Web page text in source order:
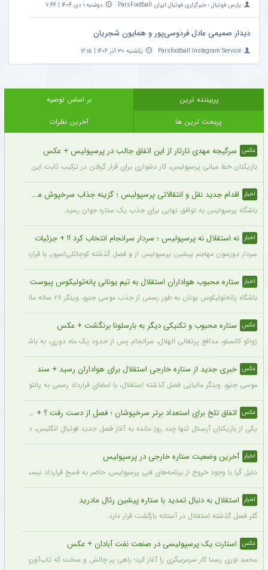
پارس فوتبال ؛ خبرگزاری فوتبال ایران ParsFootball دوشنبه ۱ دی ۱۴۰۴ | ۷:۴۴
دیدار صمیمی عادل فردوسی‌پور و همایون شجریان
Parsfootball Instagram Service یکشنبه ۳۰ آذر ۱۴۰۴ | ۱۶:۱۵
پربیننده ترین
بر اساس توصیه
پربحث ترین ها
آخرین نظرات
عکس سرگیجه مهدی تارتار از این اتفاق جالب در پرسپولیس + عکس
بازیکنان خط میانی پرسپولیس، کار دشواری برای قرار گرفتن در ترکیب ثابت این تیم
اخبار اقدام جدید نقل و انتقالاتی پرسپولیس ؛ گزینه جذاب سرخپوش می شود؟
باشگاه پرسپولیس به توافق نهایی برای جذب یک ستاره جوان رسید.
اخبار نه استقلال نه پرسپولیس ؛ سردار سرانجام انتخاب کرد !! + جزئیات
سردار دورسون مهاجم پیشین پرسپولیس از و فصل گذشته کوچائلی‌اسپور، با قراردادی
اخبار ستاره محبوب هواداران استقلال به تیم یونانی پانه‌تولیکوس پیوست
باشگاه پانه‌تولیکوس یونان به طور رسمی از جذب موسی جنپو، وینگر ۲۸ ساله مالیایی سابق استقلال، با قراردادی دو ساله خبر داد.
عکس ستاره محبوب و تکنیکی دیگر به بارسلونا برنگشت + عکس
ژوائو کانسلو، مدافع پرتغالی الهلال، سرانجام پس از حدود یک ماه دوری، به باشگاه
عکس خبری جدید از ستاره خارجی استقلال برای هواداران رسید + سند
موسی جنپو، وینگر مالیایی فصل گذشته استقلال، با امضای قرارداد رسمی به پانتولیکوس
عکس اتفاق تلخ برای استعداد برتر سرخپوشان ؛ فصل از دست رفت ؟ + عکس
یکی از بازیکنان آرسنال تنها چند روز مانده به آغاز فصل جدید فوتبال انگلیس، دچار
اخبار آخرین وضعیت ستاره خارجی در پرسپولیس
دنیل گرا با وجود خروج از برنامه‌های فنی پرسپولیس، حاضر به فسخ قرارداد نیست.
اخبار استقلال به دنبال تمدید با ستاره پیشین رئال مادرید
گلر فصل گذشته استقلال در آستانه بازگشت قرار دارد.
عکس استارت یک پرسپولیسی در صنعت نفت آبادان + عکس
محمد نوری رسما کار سرمربیگری را آغاز کرد؛ راهی پر چالش و سخت که تاب‌آوری بالایی